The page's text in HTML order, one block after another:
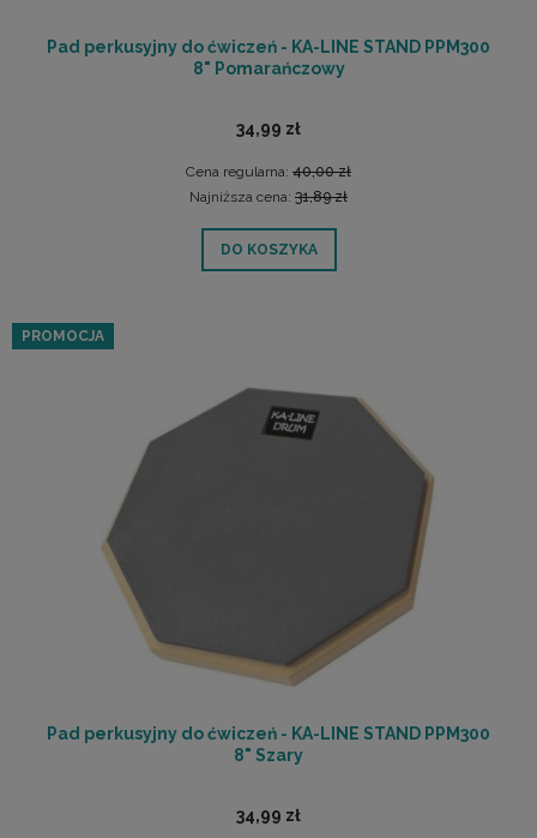
Pad perkusyjny do ćwiczeń - KA-LINE STAND PPM300
8" Pomarańczowy
34,99 zł
Cena regularna: 40,00 zł
Najniższa cena: 31,89 zł
DO KOSZYKA
Pad perkusyjny do ćwiczeń - KA-LINE STAND PPM300
8" Szary
34,99 zł
PROMOCJA